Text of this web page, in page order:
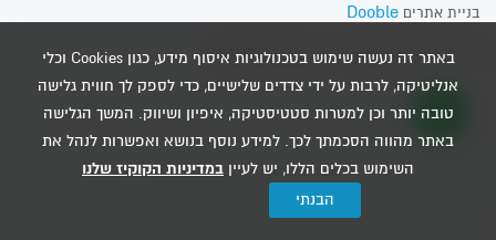
כל הזכויות שמורות - מי אביבים 2020
בניית אתרים Dooble
באתר זה נעשה שימוש בטכנולוגיות איסוף מידע, כגון Cookies וכלי
אנליטיקה, לרבות על ידי צדדים שלישיים, כדי לספק לך חווית גלישה
טובה יותר וכן למטרות סטטיסטיקה, איפיון ושיווק. המשך הגלישה
באתר מהווה הסכמתך לכך. למידע נוסף בנושא ואפשרות לנהל את
השימוש בכלים הללו, יש לעיין במדיניות הקוקיז שלנו
הבנתי